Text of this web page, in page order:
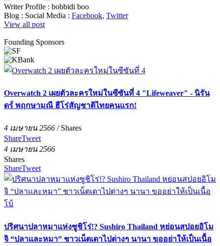
Writer Profile : bobbidi boo
Blog : Social Media : Facebook, Twitter
View all post
Founding Sponsors
Overwatch 2 เผยตัวละครใหม่ในซีซันที่ 4 "Lifeweaver" - นิรัน
ดร์ พฤกษามณี ฮีโร่สัญชาติไทยคนแรก!
4 เมษายน 2566 / Shares
ShareTweet
4 เมษายน 2566
Shares
ShareTweet
ปริศนาปลาหมาแห่งซูชิโร่!? Sushiro Thailand หย่อนสปอยอิโม
จิ “ปลาและหมา” ชาวเน็ตเดาไปต่างๆ นานา ขออย่าให้เป็นเนื้อ